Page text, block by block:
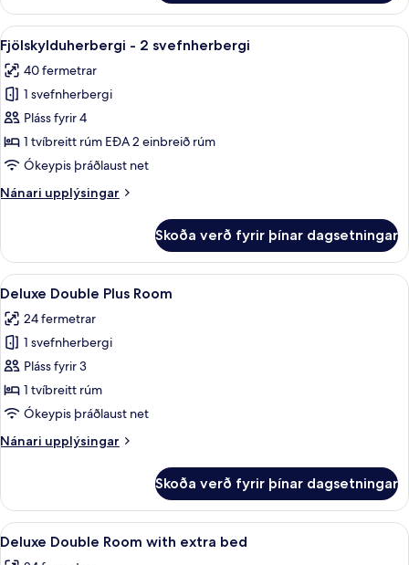
herbergi
fyrir
tvo
Skoða
allar
myndir
fyrir
Fjölskylduherbergi
-
2
Fjölskylduherbergi - 2
6
Fjölskylduherbergi - 2 svefnherbergi
40 fermetrar
1 svefnherbergi
Pláss fyrir 4
1 tvíbreitt rúm EÐA 2 einbreið rúm
Ókeypis þráðlaust net
Nánari upplýsingar
Nánari
-
svefnherbergi
Skoða verð fyrir þínar dagsetningar
Skoða
allar
myndir
fyrir
Deluxe
Double
Plus
Rúmföt af bestu gerð, öryggishólf í
12
Deluxe Double Plus Room
24 fermetrar
1 svefnherbergi
Pláss fyrir 3
1 tvíbreitt rúm
Ókeypis þráðlaust net
Nánari upplýsingar
Nánari
Double
Plus
Room
Skoða verð fyrir þínar dagsetningar
Skoða
allar
Deluxe Double Room with extra
7
Deluxe Double Room with extra bed